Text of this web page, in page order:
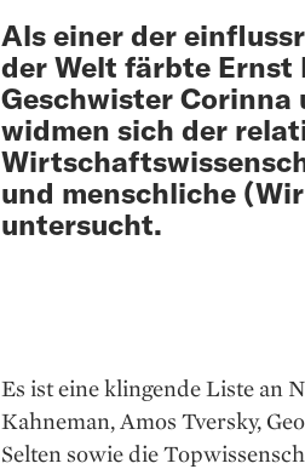
Als einer der
der Welt färbte Ernst
Geschwister Corinna
widmen sich der
und menschliche
untersucht.
Es ist eine klingende Liste an
Kahneman, Amos Tversky,
Selten sowie die